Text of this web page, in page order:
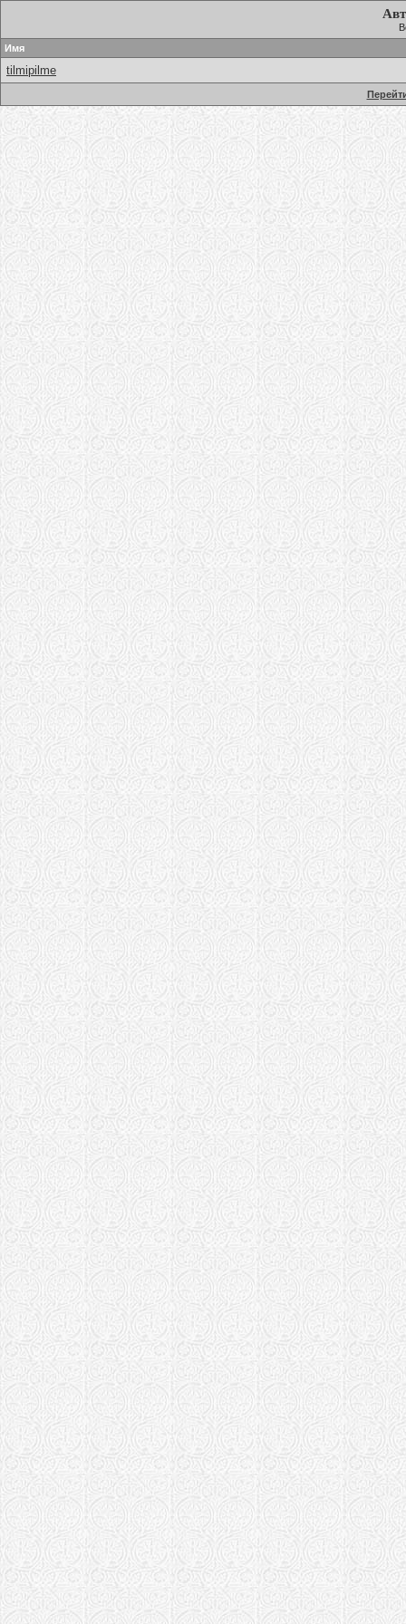
Имя
tilmipilme